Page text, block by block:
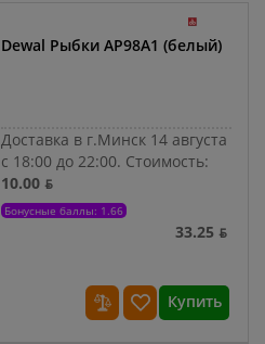
Dewal Рыбки AP98A1 (белый)
Доставка в г.Минск 14 августа
с 18:00 до 22:00. Стоимость:
10.00 ƃ
Бонусные баллы: 1.66
33.25 ƃ
Купить